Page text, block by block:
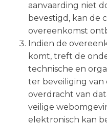
aanvaarding niet
bevestigd, kan de
overeenkomst
Indien de
komt, treft de
technische en
ter beveiliging van
overdracht van
veilige
elektronisch kan